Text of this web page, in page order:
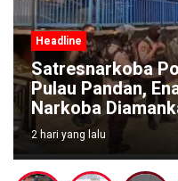
Headline
Satresnarkoba
Pulau Pandan,
Narkoba
2 hari yang lalu